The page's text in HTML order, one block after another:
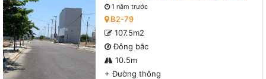
1 năm trước
B2-79
107.5m2
Đông bắc
10.5m
+Đường thông